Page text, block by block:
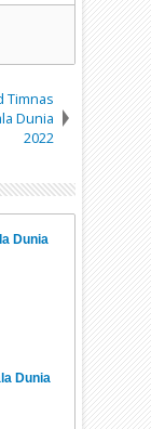
Timnas
Dunia
2022
Dunia
Dunia